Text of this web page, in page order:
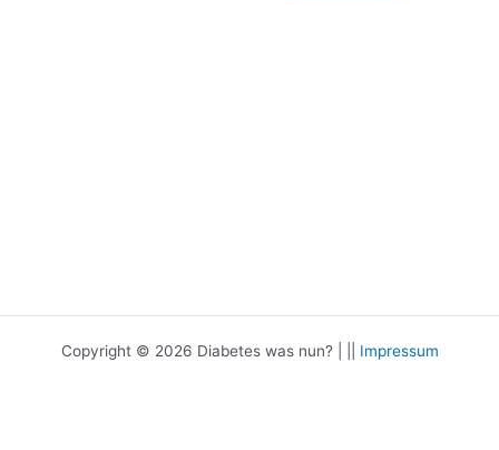
Copyright © 2026 Diabetes was nun? | || Impressum